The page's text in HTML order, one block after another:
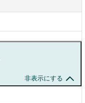
非表示にする